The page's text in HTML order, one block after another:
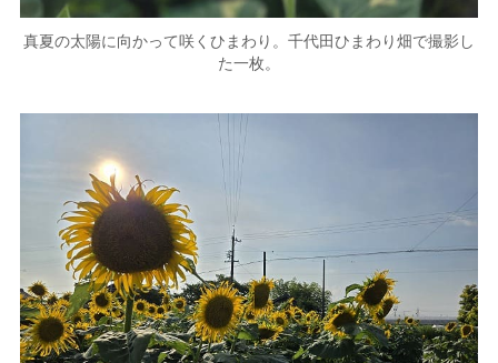
真夏の太陽に向かって咲くひまわり。千代田ひまわり畑で撮影し
た一枚。